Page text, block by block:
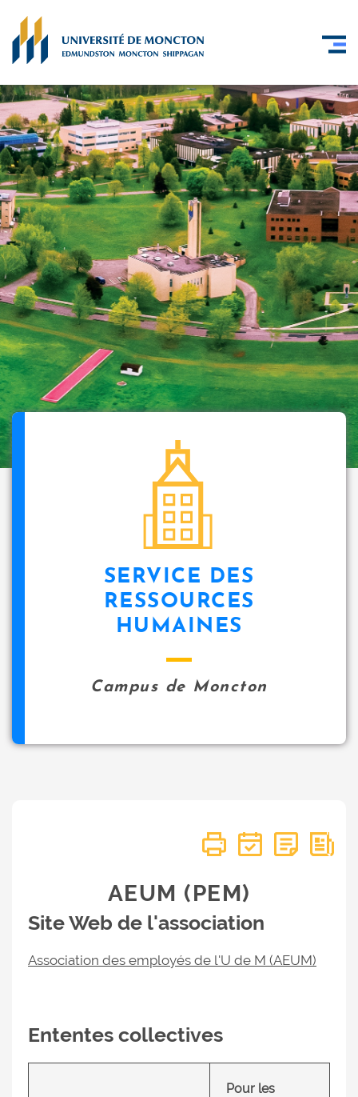
SERVICE DES
RESSOURCES
HUMAINES
Campus de Moncton
AEUM (PEM)
Site Web de l'association
Association des employés de l'U de M (AEUM)
Ententes collectives
Pour les